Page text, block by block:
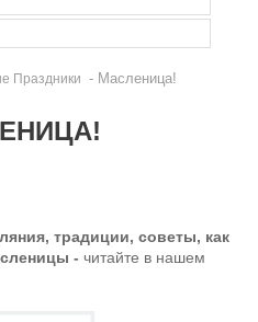
Праздники - Масленица!
традиции, советы, как
- читайте в нашем